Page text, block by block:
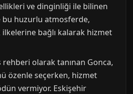
ve dinginliği ile bilinen
bu huzurlu atmosferde,
ilkelerine bağlı kalarak hizmet
rehberi olarak tanınan Gonca,
özenle seçerken, hizmet
vermiyor. Eskişehir